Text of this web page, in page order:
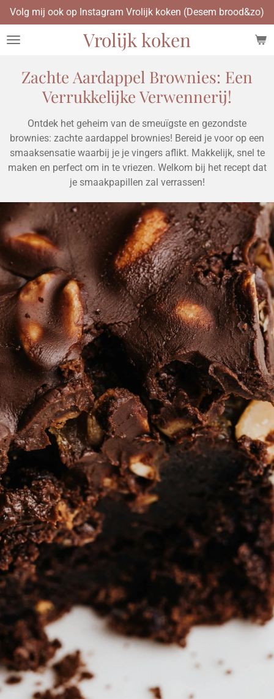
Ga
direct
naar
hoofdinhoud
Vrolijk koken
Volg mij ook op Instagram Vrolijk koken (Desem brood&zo)
Zachte Aardappel Brownies: Een
Verrukkelijke Verwennerij!
Ontdek het geheim van de smeuïgste en gezondste
brownies: zachte aardappel brownies! Bereid je voor op een
smaaksensatie waarbij je je vingers aflikt. Makkelijk, snel te
maken en perfect om in te vriezen. Welkom bij het recept dat
je smaakpapillen zal verrassen!